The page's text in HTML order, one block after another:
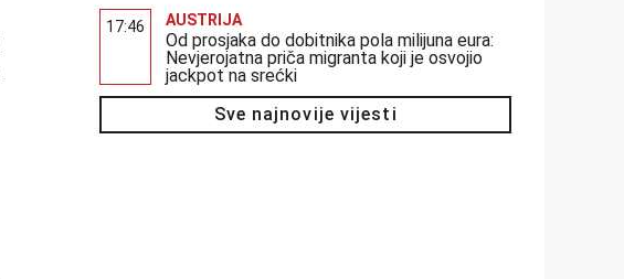
17:46 AUSTRIJA
Od prosjaka do dobitnika pola milijuna eura:
Nevjerojatna priča migranta koji je osvojio
jackpot na srećki
Sve najnovije vijesti